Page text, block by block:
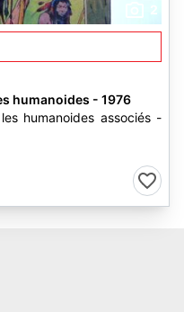
2
humanoides - 1976
humanoides associés -